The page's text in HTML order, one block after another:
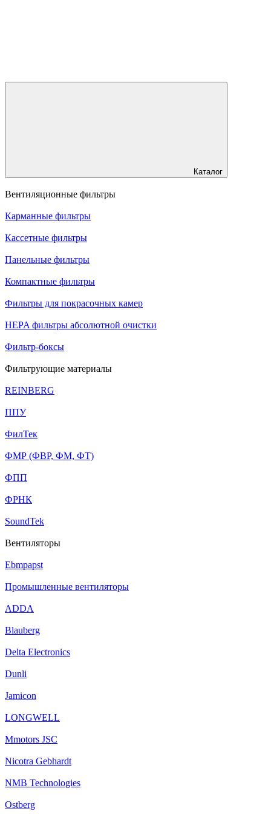
Каталог
Вентиляционные фильтры
Карманные фильтры
Кассетные фильтры
Панельные фильтры
Компактные фильтры
Фильтры для покрасочных камер
HEPA фильтры абсолютной очистки
Фильтр-боксы
Фильтрующие материалы
REINBERG
ППУ
ФилТек
ФМР (ФВР, ФМ, ФТ)
ФПП
ФРНК
SoundTek
Вентиляторы
Ebmpapst
Промышленные вентиляторы
ADDA
Blauberg
Delta Electronics
Dunli
Jamicon
LONGWELL
Mmotors JSC
Nicotra Gebhardt
NMB Technologies
Ostberg